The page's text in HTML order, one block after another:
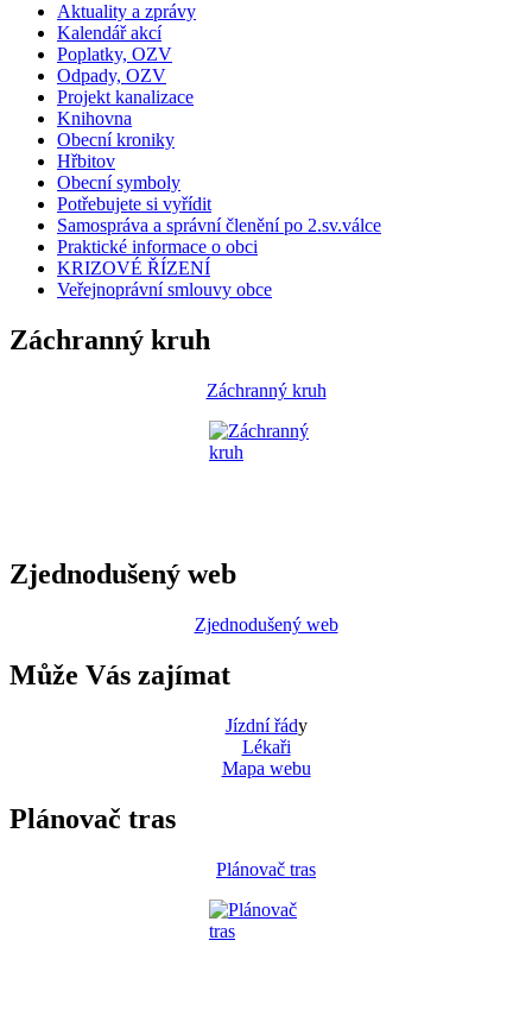
Aktuality a zprávy
Kalendář akcí
Poplatky, OZV
Odpady, OZV
Projekt kanalizace
Knihovna
Obecní kroniky
Hřbitov
Obecní symboly
Potřebujete si vyřídit
Samospráva a správní členění po 2.sv.válce
Praktické informace o obci
KRIZOVÉ ŘÍZENÍ
Veřejnoprávní smlouvy obce
Záchranný kruh
Záchranný kruh
Zjednodušený web
Zjednodušený web
Může Vás zajímat
Jízdní řády
Lékaři
Mapa webu
Plánovač tras
Plánovač tras